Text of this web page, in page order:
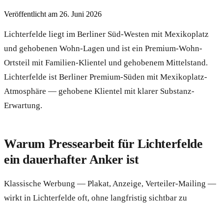
Veröffentlicht am 26. Juni 2026
Lichterfelde liegt im Berliner Süd-Westen mit Mexikoplatz
und gehobenen Wohn-Lagen und ist ein Premium-Wohn-
Ortsteil mit Familien-Klientel und gehobenem Mittelstand.
Lichterfelde ist Berliner Premium-Süden mit Mexikoplatz-
Atmosphäre — gehobene Klientel mit klarer Substanz-
Erwartung.
Warum Pressearbeit für Lichterfelde
ein dauerhafter Anker ist
Klassische Werbung — Plakat, Anzeige, Verteiler-Mailing —
wirkt in Lichterfelde oft, ohne langfristig sichtbar zu